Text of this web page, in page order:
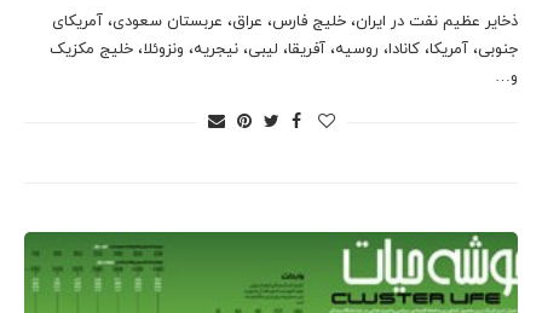
ذخایر عظیم نفت در ایران، خلیج فارس، عراق، عربستان سعودی، آمریکای
جنوبی، آمریکا، کانادا، روسیه، آفریقا، لیبی، نیجریه، ونزوئلا، خلیج مکزیک
و…